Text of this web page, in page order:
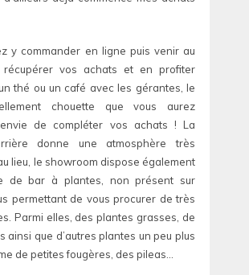
y commander en ligne puis venir au
récupérer vos achats et en profiter
thé ou un café avec les gérantes, le
chouette que vous aurez
de compléter vos achats ! La
donne une atmosphère très
lieu, le showroom dispose également
de bar à plantes, non présent sur
permettant de vous procurer de très
Parmi elles, des plantes grasses, de
ainsi que d’autres plantes un peu plus
de petites fougères, des pileas…